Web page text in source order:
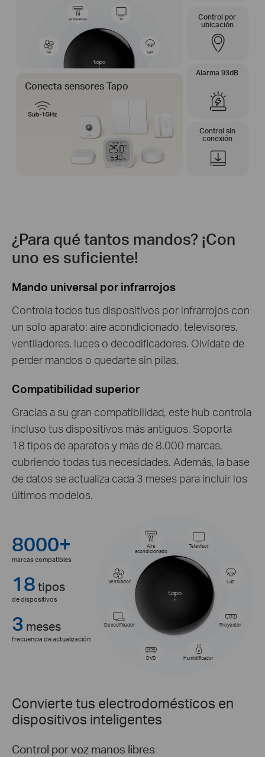
Conecta sensores Tapo
Control por
ubicación
Alarma 93dB
Control sin
conexión
¿Para qué tantos mandos? ¡Con
uno es suficiente!
Mando universal por infrarrojos
Controla todos tus dispositivos por infrarrojos con
un solo aparato: aire acondicionado, televisores,
ventiladores, luces o decodificadores. Olvídate de
perder mandos o quedarte sin pilas.
Compatibilidad superior
Gracias a su gran compatibilidad, este hub controla
incluso tus dispositivos más antiguos. Soporta
18 tipos de aparatos y más de 8.000 marcas,
cubriendo todas tus necesidades. Además, la base
de datos se actualiza cada 3 meses para incluir los
últimos modelos.
8000+
marcas compatibles
18tipos
de dispositivos
3 meses
frecuencia de actualización
Aire
acondicionado
Televisor
Luz
Proyector
Humidificador
DVD
Decodificador
Ventilador
Convierte tus electrodomésticos en
dispositivos inteligentes
Control por voz manos libres